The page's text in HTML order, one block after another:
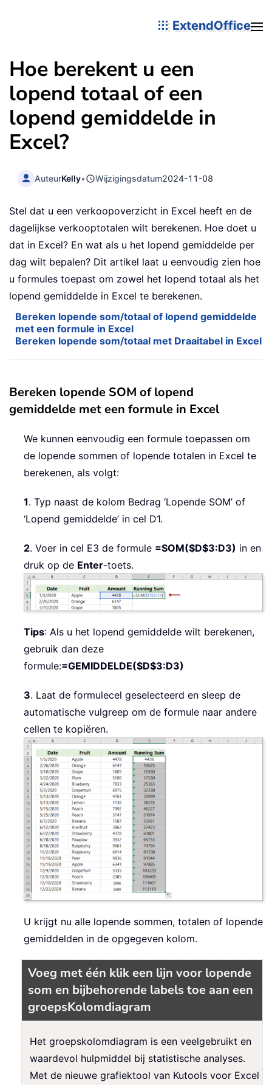
ExtendOffice
Hoe berekent u een
lopend totaal of een
lopend gemiddelde in
Excel?
AuteurKelly• Wijzigingsdatum2024-11-08
Stel dat u een verkoopoverzicht in Excel heeft en de
dagelijkse verkooptotalen wilt berekenen. Hoe doet u
dat in Excel? En wat als u het lopend gemiddelde per
dag wilt bepalen? Dit artikel laat u eenvoudig zien hoe
u formules toepast om zowel het lopend totaal als het
lopend gemiddelde in Excel te berekenen.
Bereken lopende som/totaal of lopend gemiddelde
met een formule in Excel
Bereken lopende som/totaal met Draaitabel in Excel
Bereken lopende SOM of lopend
gemiddelde met een formule in Excel
We kunnen eenvoudig een formule toepassen om
de lopende sommen of lopende totalen in Excel te
berekenen, als volgt:
1. Typ naast de kolom Bedrag ‘Lopende SOM’ of
‘Lopend gemiddelde’ in cel D1.
2. Voer in cel E3 de formule =SOM($D$3:D3) in en
druk op de Enter-toets.
Tips: Als u het lopend gemiddelde wilt berekenen,
gebruik dan deze
formule:=GEMIDDELDE($D$3:D3)
3. Laat de formulecel geselecteerd en sleep de
automatische vulgreep om de formule naar andere
cellen te kopiëren.
U krijgt nu alle lopende sommen, totalen of lopende
gemiddelden in de opgegeven kolom.
Voeg met één klik een lijn voor lopende
som en bijbehorende labels toe aan een
groepsKolomdiagram
Het groepskolomdiagram is een veelgebruikt en
waardevol hulpmiddel bij statistische analyses.
Met de nieuwe grafiektool van Kutools voor Excel